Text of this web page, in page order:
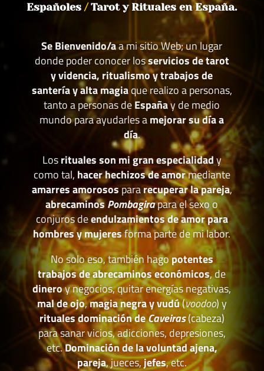
Españoles/Tarot y Rituales en España.
Se Bienvenido/aa mi sitio Web; un lugar
donde poder conocer losservicios de tarot
y videncia, ritualismo y trabajos de
santería y alta magiaque realizo a personas,
tanto a personas deEspañay de medio
mundo para ayudarles amejorar su día a
día.
Losrituales son mi gran especialidady
como tal, hacer hechizos de amormediante
amarres amorosospararecuperar la pareja,
abrecaminosPombagirapara el sexo o
conjuros deendulzamientos de amor para
hombres y mujeresforma parte de mi labor.
No solo eso, también hagopotentes
trabajos de abrecaminos económicos, de
dineroy negocios, quitar energías negativas,
mal de ojo,magia negra y vudú(voodoo) y
rituales dominación deCaveiras(cabeza)
para sanar vicios, adicciones, depresiones,
etc.Dominación de la voluntad ajena,
pareja, jueces,jefes, etc.